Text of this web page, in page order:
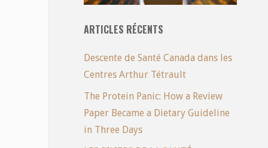
ARTICLES RÉCENTS
Descente de Santé Canada dans les
Centres Arthur Tétrault
The Protein Panic: How a Review
Paper Became a Dietary Guideline
in Three Days